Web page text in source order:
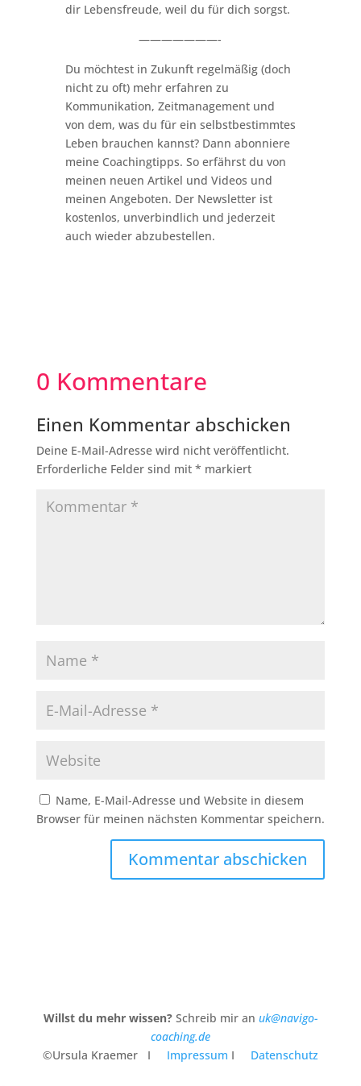
dir Lebensfreude, weil du für dich sorgst.
———————-
Du möchtest in Zukunft regelmäßig (doch
nicht zu oft) mehr erfahren zu
Kommunikation, Zeitmanagement und
von dem, was du für ein selbstbestimmtes
Leben brauchen kannst? Dann abonniere
meine Coachingtipps. So erfährst du von
meinen neuen Artikel und Videos und
meinen Angeboten. Der Newsletter ist
kostenlos, unverbindlich und jederzeit
auch wieder abzubestellen.
0 Kommentare
Einen Kommentar abschicken
Deine E-Mail-Adresse wird nicht veröffentlicht.
Erforderliche Felder sind mit * markiert
Name, E-Mail-Adresse und Website in diesem
Browser für meinen nächsten Kommentar speichern.
Kommentar abschicken
Willst du mehr wissen? Schreib mir an uk@navigo-
coaching.de
©Ursula Kraemer I
Impressum I Datenschutz